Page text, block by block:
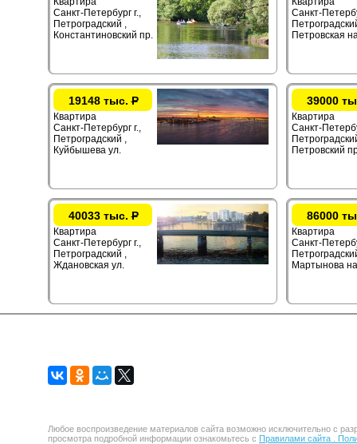
Санкт-Петербург г.,
Петроградский ,
Константиновский пр.
Санкт-
Петровская
19148 тыс.Р
Квартира
Санкт-Петербург г.,
Петроградский ,
Куйбышева ул.
39000
Квартира
Санкт-
Петровский
40033 тыс.Р
Квартира
Санкт-Петербург г.,
Петроградский ,
Ждановская ул.
86000
Квартира
Санкт-
Мартынова
Любое воспроизведение материалов сайта возможно исключительно с
просмотра подробной информации ознакомьтесь с Правилами сайта .